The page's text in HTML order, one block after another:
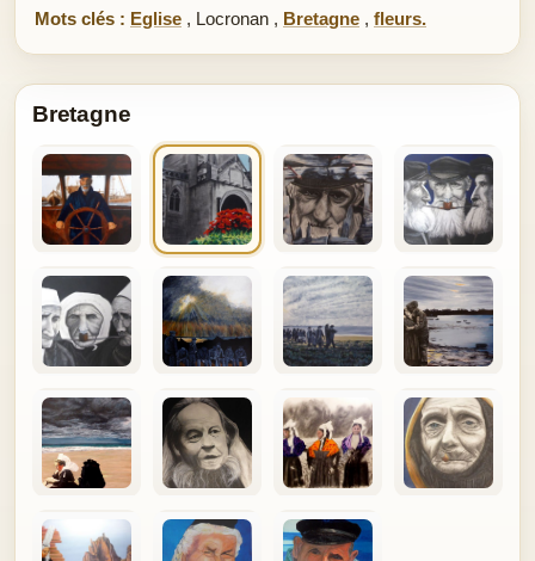
Mots clés : Eglise , Locronan , Bretagne , fleurs.
Bretagne